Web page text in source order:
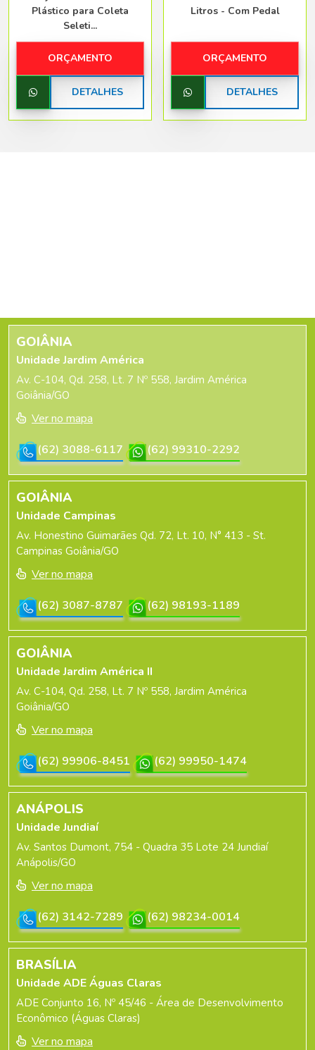
Plástico para Coleta
Seleti...
ORÇAMENTO
DETALHES
Litros - Com Pedal
ORÇAMENTO
DETALHES
GOIÂNIA
Unidade Jardim América
Av. C-104, Qd. 258, Lt. 7 Nº 558, Jardim América
Goiânia/GO
Ver no mapa
(62) 3088-6117
(62) 99310-2292
GOIÂNIA
Unidade Campinas
Av. Honestino Guimarães Qd. 72, Lt. 10, N° 413 - St.
Campinas Goiânia/GO
Ver no mapa
(62) 3087-8787
(62) 98193-1189
GOIÂNIA
Unidade Jardim América II
Av. C-104, Qd. 258, Lt. 7 Nº 558, Jardim América
Goiânia/GO
Ver no mapa
(62) 99906-8451
(62) 99950-1474
ANÁPOLIS
Unidade Jundiaí
Av. Santos Dumont, 754 - Quadra 35 Lote 24 Jundiaí
Anápolis/GO
Ver no mapa
(62) 3142-7289
(62) 98234-0014
BRASÍLIA
Unidade ADE Águas Claras
ADE Conjunto 16, Nº 45/46 - Área de Desenvolvimento
Econômico (Águas Claras)
Ver no mapa